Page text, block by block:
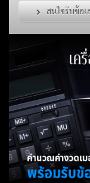
สนใจรับข้อ